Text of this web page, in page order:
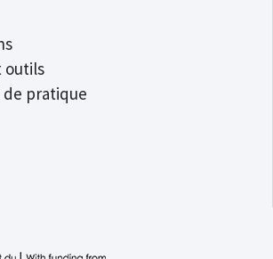
outils
pratique